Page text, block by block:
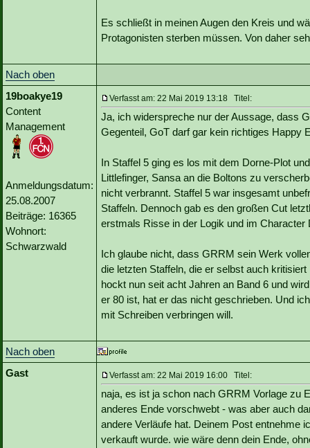
Es schließt in meinen Augen den Kreis und
Protagonisten sterben müssen. Von daher
Nach oben
19boakye19
Content
Management
Anmeldungsdatum:
25.08.2007
Beiträge: 16365
Wohnort:
Schwarzwald
Verfasst am: 22 Mai 2019 13:18 Titel:
Ja, ich widerspreche nur der Aussage, dass
Gegenteil, GoT darf gar kein richtiges Happy
In Staffel 5 ging es los mit dem Dorne-Plot
Littlefinger, Sansa an die Boltons zu
nicht verbrannt. Staffel 5 war insgesamt
Staffeln. Dennoch gab es den großen Cut
erstmals Risse in der Logik und im Character
Ich glaube nicht, dass GRRM sein Werk
die letzten Staffeln, die er selbst auch
hockt nun seit acht Jahren an Band 6 und
er 80 ist, hat er das nicht geschrieben. Und
mit Schreiben verbringen will.
Nach oben
Gast
Verfasst am: 22 Mai 2019 16:00 Titel:
naja, es ist ja schon nach GRRM Vorlage zu
anderes Ende vorschwebt - was aber auch
andere Verläufe hat. Deinem Post entnehme
verkauft wurde. wie wäre denn dein Ende,